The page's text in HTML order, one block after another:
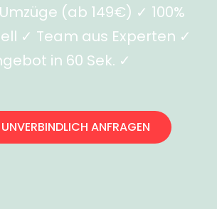
(ab 149€) ✓ 100%
✓ Team aus Experten ✓
in 60 Sek. ✓
ANFRAGEN